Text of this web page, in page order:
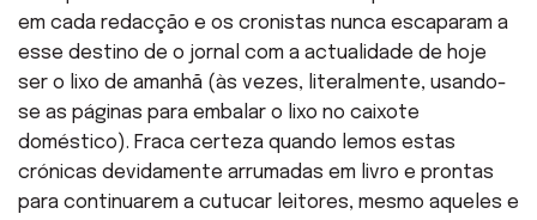
em cada redacção e os cronistas nunca escaparam a
esse destino de o jornal com a actualidade de hoje
ser o lixo de amanhã (às vezes, literalmente, usando-
se as páginas para embalar o lixo no caixote
doméstico). Fraca certeza quando lemos estas
crónicas devidamente arrumadas em livro e prontas
para continuarem a cutucar leitores, mesmo aqueles e